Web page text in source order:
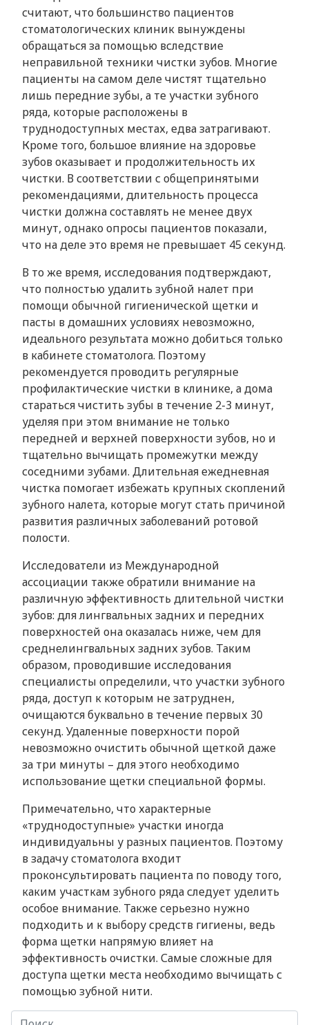
считают, что большинство пациентов
стоматологических клиник вынуждены
обращаться за помощью вследствие
неправильной техники чистки зубов. Многие
пациенты на самом деле чистят тщательно
лишь передние зубы, а те участки зубного
ряда, которые расположены в
труднодоступных местах, едва затрагивают.
Кроме того, большое влияние на здоровье
зубов оказывает и продолжительность их
чистки. В соответствии с общепринятыми
рекомендациями, длительность процесса
чистки должна составлять не менее двух
минут, однако опросы пациентов показали,
что на деле это время не превышает 45 секунд.
В то же время, исследования подтверждают,
что полностью удалить зубной налет при
помощи обычной гигиенической щетки и
пасты в домашних условиях невозможно,
идеального результата можно добиться только
в кабинете стоматолога. Поэтому
рекомендуется проводить регулярные
профилактические чистки в клинике, а дома
стараться чистить зубы в течение 2-3 минут,
уделяя при этом внимание не только
передней и верхней поверхности зубов, но и
тщательно вычищать промежутки между
соседними зубами. Длительная ежедневная
чистка помогает избежать крупных скоплений
зубного налета, которые могут стать причиной
развития различных заболеваний ротовой
полости.
Исследователи из Международной
ассоциации также обратили внимание на
различную эффективность длительной чистки
зубов: для лингвальных задних и передних
поверхностей она оказалась ниже, чем для
среднелингвальных задних зубов. Таким
образом, проводившие исследования
специалисты определили, что участки зубного
ряда, доступ к которым не затруднен,
очищаются буквально в течение первых 30
секунд. Удаленные поверхности порой
невозможно очистить обычной щеткой даже
за три минуты – для этого необходимо
использование щетки специальной формы.
Примечательно, что характерные
«труднодоступные» участки иногда
индивидуальны у разных пациентов. Поэтому
в задачу стоматолога входит
проконсультировать пациента по поводу того,
каким участкам зубного ряда следует уделить
особое внимание. Также серьезно нужно
подходить и к выбору средств гигиены, ведь
форма щетки напрямую влияет на
эффективность очистки. Самые сложные для
доступа щетки места необходимо вычищать с
помощью зубной нити.